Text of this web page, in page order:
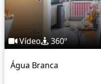
Vídeo 360º
Água Branca